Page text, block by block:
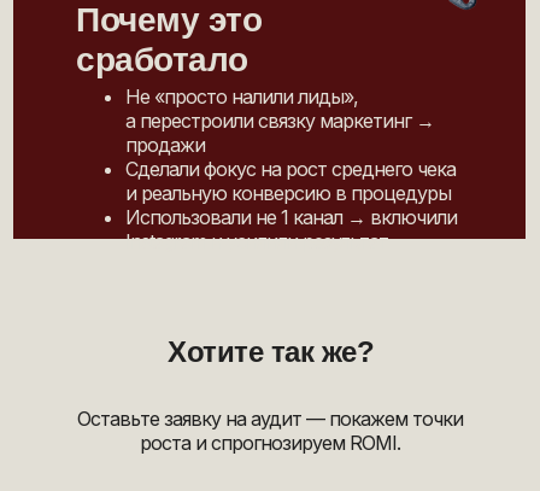
Почему это
сработало
Не «просто налили лиды»,
а перестроили связку маркетинг →
продажи
Сделали фокус на рост среднего чека
и реальную конверсию в процедуры
Использовали не 1 канал → включили
Instagram и усилили результат
Хотите так же?
Оставьте заявку на аудит — покажем точки
роста и спрогнозируем ROMI.